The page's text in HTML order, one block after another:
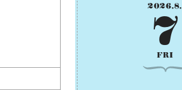
2026.8.
7
FRI